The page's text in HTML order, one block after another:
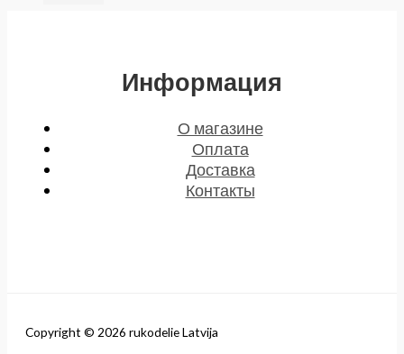
Информация
О магазине
Оплата
Доставка
Контакты
Copyright © 2026 rukodelie Latvija